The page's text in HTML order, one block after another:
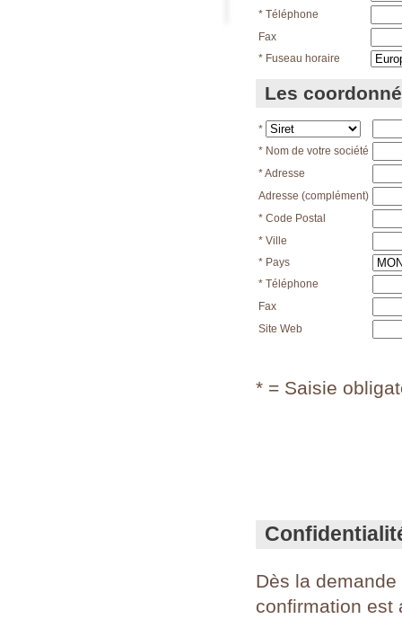
* Téléphone
Fax
* Fuseau horaire
Les
*
* Nom de votre société
* Adresse
Adresse (complément)
* Code Postal
* Ville
* Pays
* Téléphone
Fax
Site Web
* = Saisie
Dès la
confirmation est